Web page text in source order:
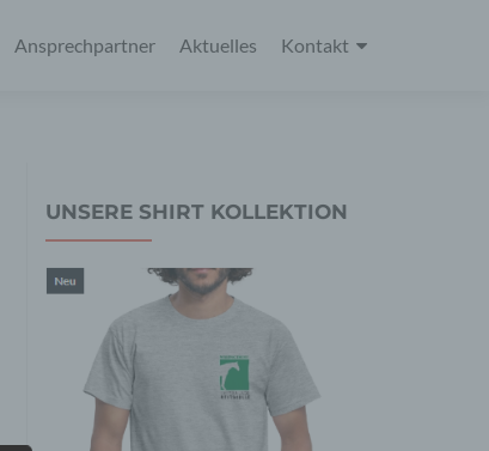
Ansprechpartner Aktuelles Kontakt
UNSERE SHIRT KOLLEKTION